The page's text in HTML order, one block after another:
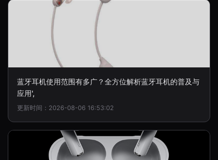
蓝牙耳机使用范围有多广？全方位解析蓝牙耳机的普及与
应用',
更新时间：2026-08-06 16:53:02